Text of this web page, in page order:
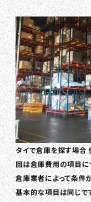
タイで倉庫を探す場合
回は倉庫費用の項目に
倉庫業者によって条件
基本的な項目は同じで